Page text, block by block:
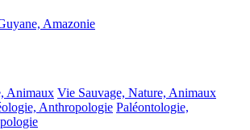
Amazonie
Animaux Vie Sauvage, Nature, Animaux
Anthropologie Paléontologie,